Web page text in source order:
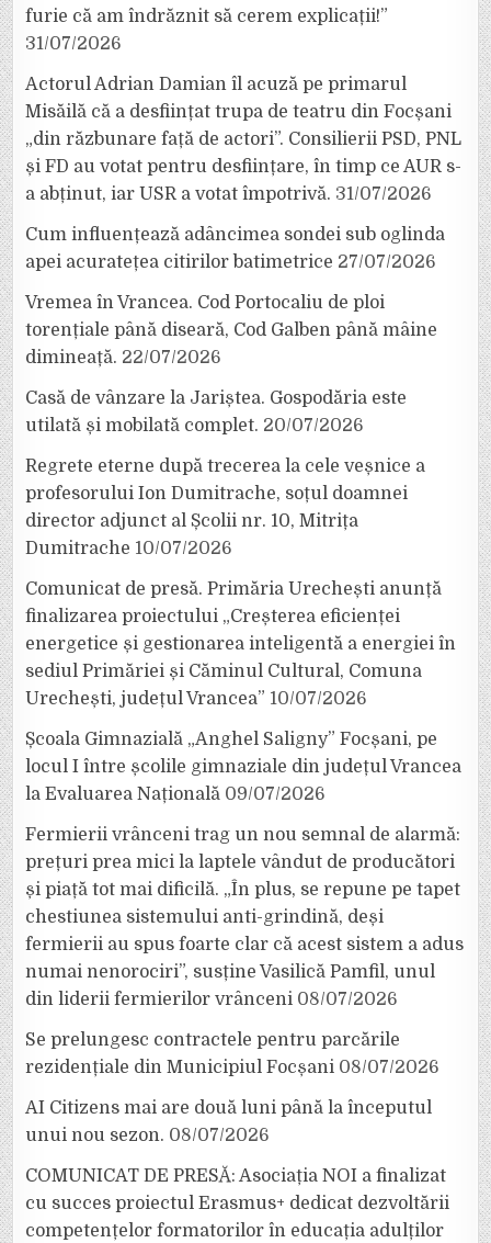
furie că am îndrăznit să cerem explicații!”
31/07/2026
Actorul Adrian Damian îl acuză pe primarul
Misăilă că a desființat trupa de teatru din Focșani
„din răzbunare față de actori”. Consilierii PSD, PNL
și FD au votat pentru desființare, în timp ce AUR s-
a abținut, iar USR a votat împotrivă. 31/07/2026
Cum influențează adâncimea sondei sub oglinda
apei acuratețea citirilor batimetrice 27/07/2026
Vremea în Vrancea. Cod Portocaliu de ploi
torențiale până diseară, Cod Galben până mâine
dimineață. 22/07/2026
Casă de vânzare la Jariștea. Gospodăria este
utilată și mobilată complet. 20/07/2026
Regrete eterne după trecerea la cele veșnice a
profesorului Ion Dumitrache, soțul doamnei
director adjunct al Școlii nr. 10, Mitrița
Dumitrache 10/07/2026
Comunicat de presă. Primăria Urechești anunță
finalizarea proiectului „Creșterea eficienței
energetice și gestionarea inteligentă a energiei în
sediul Primăriei și Căminul Cultural, Comuna
Urechești, județul Vrancea” 10/07/2026
Școala Gimnazială „Anghel Saligny” Focșani, pe
locul I între școlile gimnaziale din județul Vrancea
la Evaluarea Națională 09/07/2026
Fermierii vrânceni trag un nou semnal de alarmă:
prețuri prea mici la laptele vândut de producători
și piață tot mai dificilă. „În plus, se repune pe tapet
chestiunea sistemului anti-grindină, deși
fermierii au spus foarte clar că acest sistem a adus
numai nenorociri”, susține Vasilică Pamfil, unul
din liderii fermierilor vrânceni 08/07/2026
Se prelungesc contractele pentru parcările
rezidențiale din Municipiul Focșani 08/07/2026
AI Citizens mai are două luni până la începutul
unui nou sezon. 08/07/2026
COMUNICAT DE PRESĂ: Asociația NOI a finalizat
cu succes proiectul Erasmus+ dedicat dezvoltării
competențelor formatorilor în educația adulților